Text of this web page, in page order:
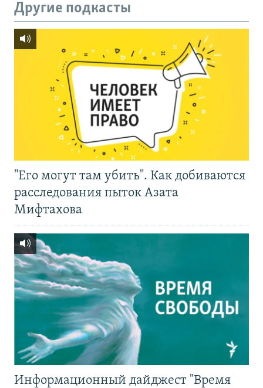
Другие подкасты
"Его могут там убить". Как добиваются
расследования пыток Азата
Мифтахова
Информационный дайджест "Время